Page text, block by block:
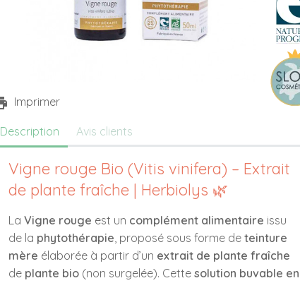
Imprimer
Description Avis clients
Vigne rouge Bio (Vitis vinifera) – Extrait
de plante fraîche | Herbiolys 🌿
La Vigne rouge est un complément alimentaire issu
de la phytothérapie, proposé sous forme de teinture
mère élaborée à partir d’un extrait de plante fraîche
de plante bio (non surgelée). Cette solution buvable en